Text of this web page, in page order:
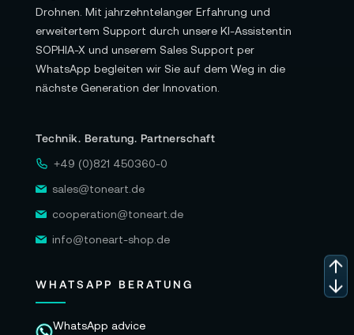
Drohnen. Mit jahrzehntelanger Erfahrung und
erweitertem Support durch unsere KI-Assistentin
SOPHIA-X und unserem Sales Support per
WhatsApp begleiten wir Sie auf dem Weg in die
nächste Generation der Innovation.
Technik. Beratung. Partnerschaft
+49 (0)821 450360-0
sales@toneart.de
cooperation@toneart.de
info@toneart-shop.de
WHATSAPP BERATUNG
WhatsApp advice